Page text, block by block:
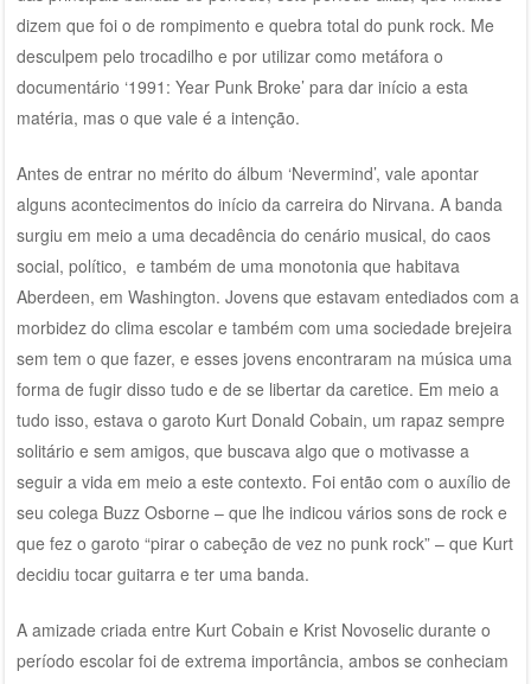
dizem que foi o de rompimento e quebra total do punk rock. Me
desculpem pelo trocadilho e por utilizar como metáfora o
documentário ‘1991: Year Punk Broke’ para dar início a esta
matéria, mas o que vale é a intenção.
Antes de entrar no mérito do álbum ‘Nevermind’, vale apontar
alguns acontecimentos do início da carreira do Nirvana. A banda
surgiu em meio a uma decadência do cenário musical, do caos
social, político, e também de uma monotonia que habitava
Aberdeen, em Washington. Jovens que estavam entediados com a
morbidez do clima escolar e também com uma sociedade brejeira
sem tem o que fazer, e esses jovens encontraram na música uma
forma de fugir disso tudo e de se libertar da caretice. Em meio a
tudo isso, estava o garoto Kurt Donald Cobain, um rapaz sempre
solitário e sem amigos, que buscava algo que o motivasse a
seguir a vida em meio a este contexto. Foi então com o auxílio de
seu colega Buzz Osborne – que lhe indicou vários sons de rock e
que fez o garoto “pirar o cabeção de vez no punk rock” – que Kurt
decidiu tocar guitarra e ter uma banda.
A amizade criada entre Kurt Cobain e Krist Novoselic durante o
período escolar foi de extrema importância, ambos se conheciam